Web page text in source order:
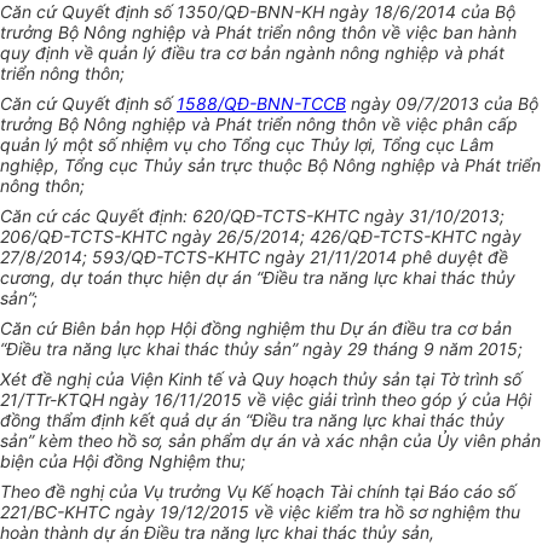
Căn cứ Quyết định số 1350/QĐ-BNN-KH ngày 18/6/2014 của Bộ
trưởng Bộ Nông nghiệp và Phát triển nông thôn về việc ban hành
quy định về quản lý điều tra cơ bản ngành nông nghiệp và phát
triển nông thôn;
Căn cứ Quyết định số1588/QĐ-BNN-TCCB ngày 09/7/2013 của Bộ
trưởng Bộ Nông nghiệp và Phát triển nông thôn về việc phân cấp
quản lý một số nhiệm vụ cho Tổng cục Thủy lợi, Tổng cục Lâm
nghiệp, Tổng cục Thủy sản trực thuộc Bộ Nông nghiệp và Phát triển
nông thôn;
Căn cứ các Quyết định: 620/QĐ-TCTS-KHTC ngày 31/10/2013;
206/QĐ-TCTS-KHTC ngày 26/5/2014; 426/QĐ-TCTS-KHTC ngày
27/8/2014; 593/QĐ-TCTS-KHTC ngày 21/11/2014 phê duyệt đề
cương, dự toán thực hiện dự án “Điều tra năng lực khai thác thủy
sản”;
Căn cứ Biên bản họp Hội đồng nghiệm thu Dự án điều tra cơ bản
“Điều tra năng lực khai thác thủy sản” ngày 29 tháng 9 năm 2015;
Xét đề nghị của Viện Kinh tế và Quy hoạch thủy sản tại Tờ trình số
21/TTr-KTQH ngày 16/11/2015 về việc giải trình theo góp ý của Hội
đồng thẩm định kết quả dự án “Điều tra năng lực khai thác thủy
sản” kèm theo hồ sơ, sản phẩm dự án và xác nhận của Ủy viên phản
biện của Hội đồng Nghiệm thu;
Theo đề nghị của Vụ trưởng Vụ Kế hoạch Tài chính tại Báo cáo số
221/BC-KHTC ngày 19/12/2015 về việc kiểm tra hồ sơ nghiệm thu
hoàn thành dự án Điều tra năng lực khai thác thủy sản,